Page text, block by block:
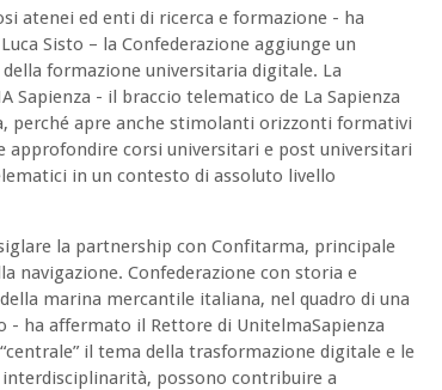
atenei ed enti di ricerca e formazione - ha
Sisto – la Confederazione aggiunge un
formazione universitaria digitale. La
Sapienza - il braccio telematico de La Sapienza
perché apre anche stimolanti orizzonti formativi
approfondire corsi universitari e post universitari
in un contesto di assoluto livello
la partnership con Confitarma, principale
navigazione. Confederazione con storia e
marina mercantile italiana, nel quadro di una
ha affermato il Rettore di UnitelmaSapienza
il tema della trasformazione digitale e le
possono contribuire a